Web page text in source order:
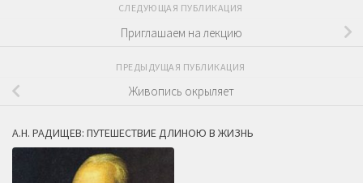
СЛЕДУЮЩАЯ ПУБЛИКАЦИЯ
Приглашаем на лекцию
ПРЕДЫДУЩАЯ ПУБЛИКАЦИЯ
Живопись окрыляет
А.Н. РАДИЩЕВ: ПУТЕШЕСТВИЕ ДЛИНОЮ В ЖИЗНЬ